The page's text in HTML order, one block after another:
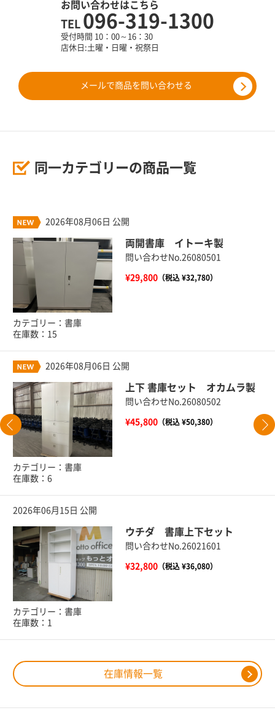
お問い合わせはこちら
TEL 096-319-1300
受付時間 10：00～16：30
店休日:土曜・日曜・祝祭日
メールで商品を問い合わせる
同一カテゴリーの商品一覧
在庫情報一覧
2026年08月06日 公開
両開書庫 イトーキ製
問い合わせNo.26080501
¥29,800（税込 ¥32,780）
カテゴリー：書庫
在庫数：15
2026年08月06日 公開
上下 書庫セット オカムラ製
問い合わせNo.26080502
¥45,800（税込 ¥50,380）
カテゴリー：書庫
在庫数：6
2026年06月15日 公開
ウチダ 書庫上下セット
問い合わせNo.26021601
¥32,800（税込 ¥36,080）
カテゴリー：書庫
在庫数：1